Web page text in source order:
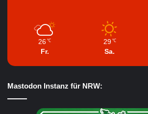
26 ℃
Fr.
29 ℃
Sa.
Mastodon Instanz für NRW: